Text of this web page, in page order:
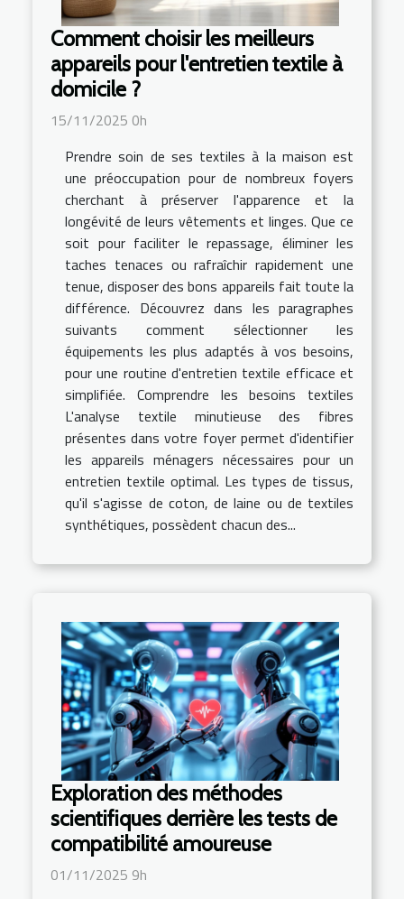
Comment choisir les meilleurs
appareils pour l'entretien textile à
domicile ?
15/11/2025 0h
Prendre soin de ses textiles à la maison est
une préoccupation pour de nombreux foyers
cherchant à préserver l'apparence et la
longévité de leurs vêtements et linges. Que ce
soit pour faciliter le repassage, éliminer les
taches tenaces ou rafraîchir rapidement une
tenue, disposer des bons appareils fait toute la
différence. Découvrez dans les paragraphes
suivants comment sélectionner les
équipements les plus adaptés à vos besoins,
pour une routine d'entretien textile efficace et
simplifiée. Comprendre les besoins textiles
L'analyse textile minutieuse des fibres
présentes dans votre foyer permet d'identifier
les appareils ménagers nécessaires pour un
entretien textile optimal. Les types de tissus,
qu'il s'agisse de coton, de laine ou de textiles
synthétiques, possèdent chacun des...
Exploration des méthodes
scientifiques derrière les tests de
compatibilité amoureuse
01/11/2025 9h